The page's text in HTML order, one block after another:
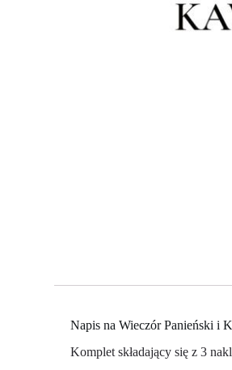
Napis na Wieczór Panieński i
Komplet składający się z 3